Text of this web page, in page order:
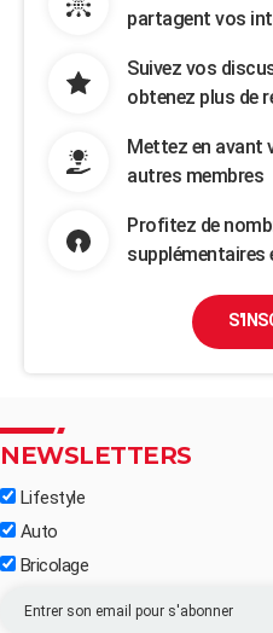
partagent vos
Suivez vos
obtenez plus de
Mettez en avant
autres membres
Profitez de
supplémentaires
NEWSLETTERS
Lifestyle
Auto
Bricolage